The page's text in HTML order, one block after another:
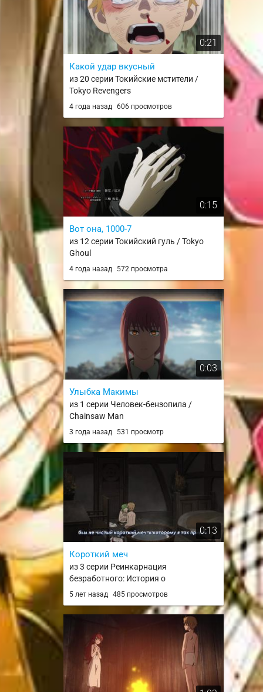
0:21
Какой удар вкусный
из 20 серии Токийские мстители /
Tokyo Revengers
4 года назад 606 просмотров
0:15
Вот она, 1000-7
из 12 серии Токийский гуль / Tokyo
Ghoul
4 года назад 572 просмотра
0:03
Улыбка Макимы
из 1 серии Человек-бензопила /
Chainsaw Man
3 года назад 531 просмотр
0:13
Короткий меч
из 3 серии Реинкарнация
безработного: История о
приключениях в другом мире /
Dasu
5 лет назад 485 просмотров